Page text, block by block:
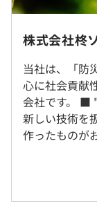
Docker、AWS
Amazon ECS
※東京本社もし
ります
※リモート勤務
就業場所の変更
＜雇入時＞
東京本社、お
＜変更範囲＞
標準労働時間／1
休憩時間：
〈年間休日：
・週休2日制（
株式会社柊
当社は、「防
心に社会貢献
会社です。 ■ "やりがい" & "成長" を感じる瞬間 ・
新しい技術を扱える
作ったものがお客
SDGs・持続
界で働くシ
ちが作ったモ